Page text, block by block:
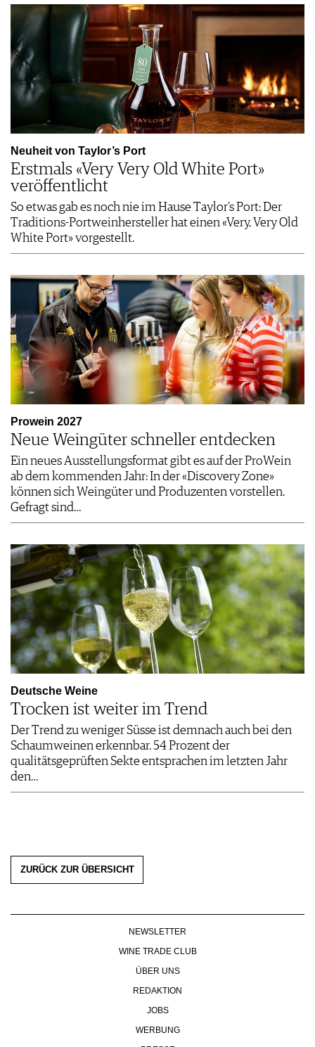
Neuheit von Taylor’s Port
Erstmals «Very Very Old White Port»
veröffentlicht
So etwas gab es noch nie im Hause Taylor’s Port: Der
Traditions-Portweinhersteller hat einen «Very, Very Old
White Port» vorgestellt.
Prowein 2027
Neue Weingüter schneller entdecken
Ein neues Ausstellungsformat gibt es auf der ProWein
ab dem kommenden Jahr: In der «Discovery Zone»
können sich Weingüter und Produzenten vorstellen.
Gefragt sind…
Deutsche Weine
Trocken ist weiter im Trend
Der Trend zu weniger Süsse ist demnach auch bei den
Schaumweinen erkennbar. 54 Prozent der
qualitätsgeprüften Sekte entsprachen im letzten Jahr
den…
ZURÜCK ZUR ÜBERSICHT
NEWSLETTER
WINE TRADE CLUB
ÜBER UNS
REDAKTION
JOBS
WERBUNG